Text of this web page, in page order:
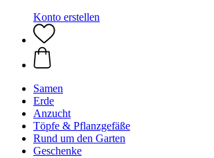
Konto erstellen
Samen
Erde
Anzucht
Töpfe & Pflanzgefäße
Rund um den Garten
Geschenke